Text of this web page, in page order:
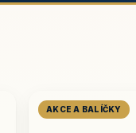
AKCE A BALÍČKY